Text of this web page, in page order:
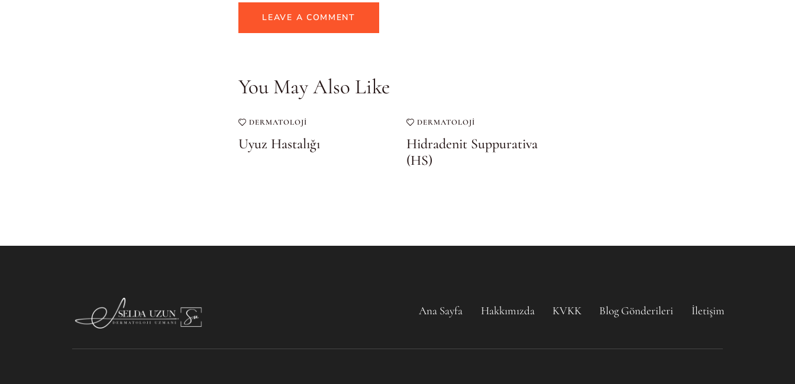
You May Also Like
DERMATOLOJI
Uyuz Hastalığı
DERMATOLOJI
Hidradenit Suppurativa
(HS)
Ana Sayfa Hakkımızda KVKK Blog Gönderileri İletişim